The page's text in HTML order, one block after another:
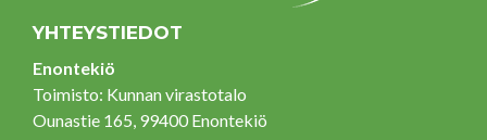
YHTEYSTIEDOT
Enontekiö
Toimisto: Kunnan virastotalo
Ounastie 165, 99400 Enontekiö